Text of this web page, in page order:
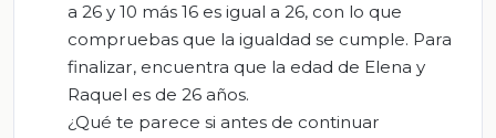
a 26 y 10 más 16 es igual a 26, con lo que
compruebas que la igualdad se cumple. Para
finalizar, encuentra que la edad de Elena y
Raquel es de 26 años.
¿Qué te parece si antes de continuar